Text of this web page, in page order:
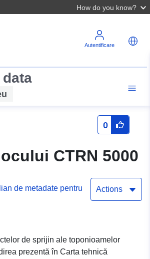
How do you know?
Autentificare
0
CTRN 5000
de metadate pentru
Actions
de sprijin ale toponioamelor
prezentă în Carta tehnică